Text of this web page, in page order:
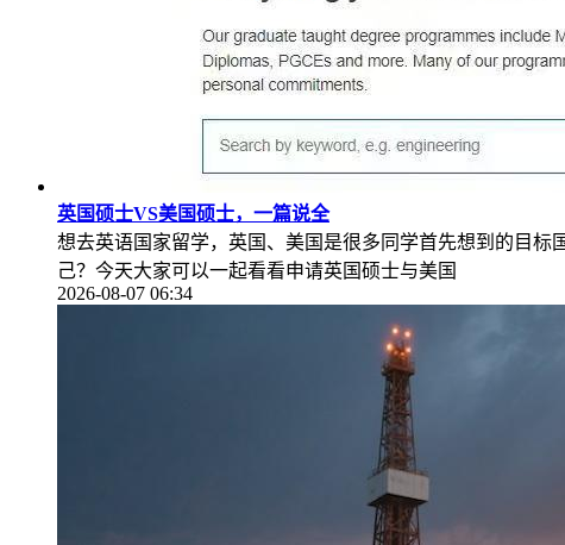
英国硕士VS美国硕士，一篇说全
想去英语国家留学，英国、美国是很多同学首先想到的目
己？今天大家可以一起看看申请英国硕士与美国
2026-08-07 06:34